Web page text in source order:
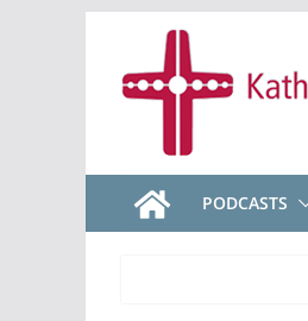
springen
PODCASTS